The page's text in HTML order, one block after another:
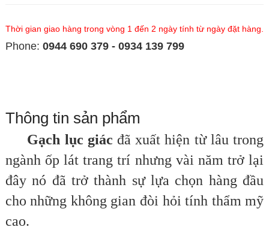
Thời gian giao hàng trong vòng 1 đến 2 ngày tính từ ngày đặt hàng.
Phone: 0944 690 379 - 0934 139 799
Thông tin sản phẩm
Gạch lục giác đã xuất hiện từ lâu trong
ngành ốp lát trang trí nhưng vài năm trở lại
đây nó đã trở thành sự lựa chọn hàng đầu
cho những không gian đòi hỏi tính thẩm mỹ
cao.